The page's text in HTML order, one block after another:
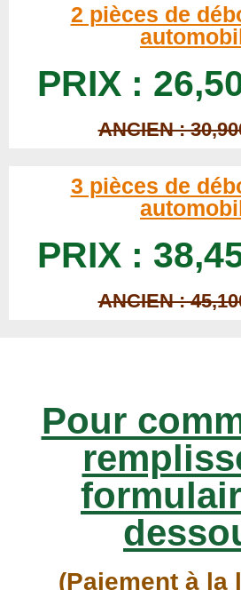
2 pièces de
PRIX :
ANCIEN :
3 pièces de
PRIX :
ANCIEN :
Pour
(Paiement à la